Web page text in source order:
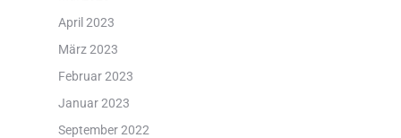
April 2023
März 2023
Februar 2023
Januar 2023
September 2022